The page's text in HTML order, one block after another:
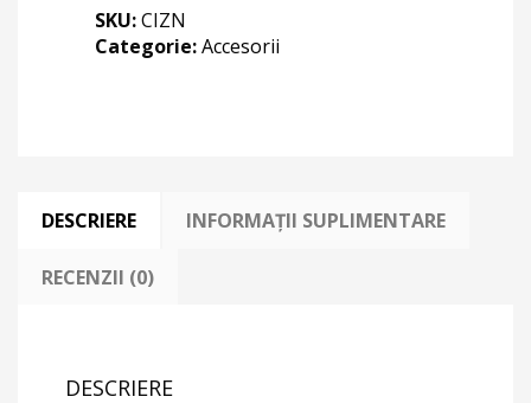
SKU:CIZN
Categorie:Accesorii
DESCRIERE INFORMAȚII SUPLIMENTARE
RECENZII (0)
DESCRIERE